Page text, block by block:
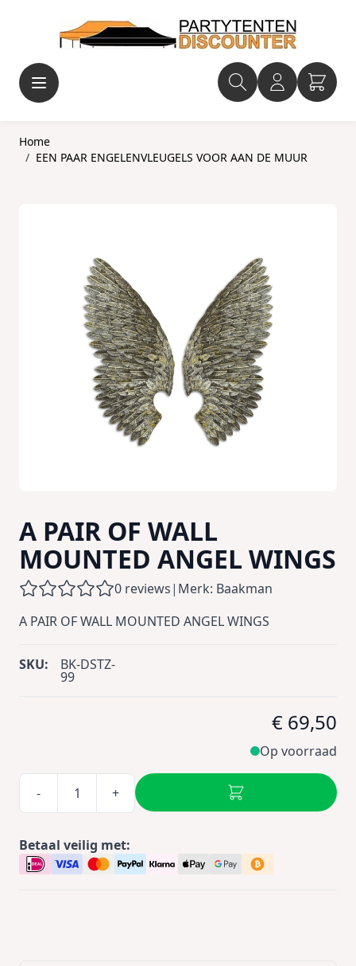
Home
/ EEN PAAR ENGELENVLEUGELS VOOR AAN DE MUUR
A PAIR OF WALL
MOUNTED ANGEL WINGS
0 reviews| Merk: Baakman
A PAIR OF WALL MOUNTED ANGEL WINGS
SKU: BK-DSTZ-
99
€ 69,50
Op voorraad
- +
Betaal veilig met: